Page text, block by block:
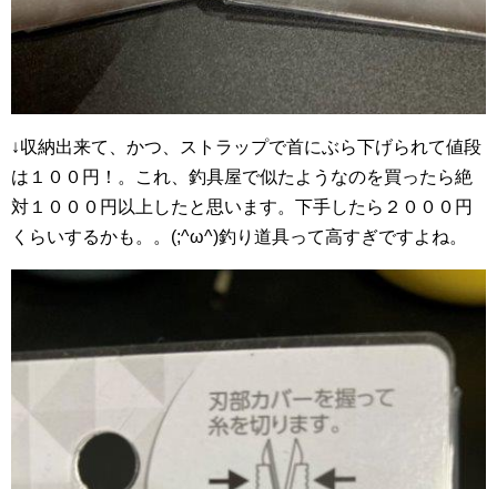
↓収納出来て、かつ、ストラップで首にぶら下げられて値段
は１００円！。これ、釣具屋で似たようなのを買ったら絶
対１０００円以上したと思います。下手したら２０００円
くらいするかも。。(;^ω^)釣り道具って高すぎですよね。